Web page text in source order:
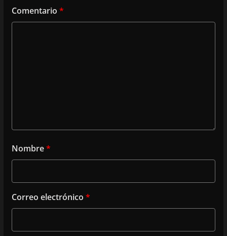
Comentario *
Nombre*
Correo electrónico *